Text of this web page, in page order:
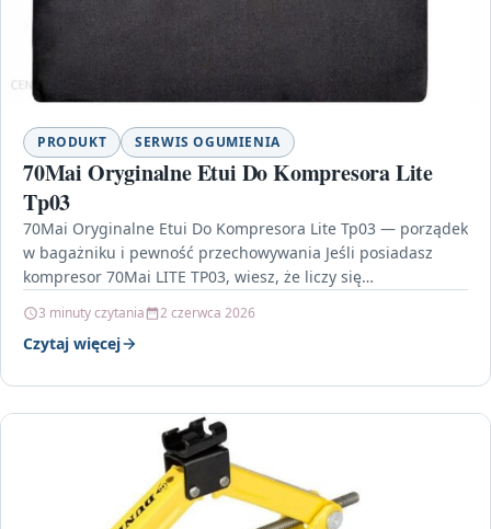
PRODUKT SERWIS OGUMIENIA
70Mai Oryginalne Etui Do Kompresora Lite
Tp03
70Mai Oryginalne Etui Do Kompresora Lite Tp03 — porządek
w bagażniku i pewność przechowywania Jeśli posiadasz
kompresor 70Mai LITE TP03, wiesz, że liczy się…
3 minuty czytania 2 czerwca 2026
Czytaj więcej